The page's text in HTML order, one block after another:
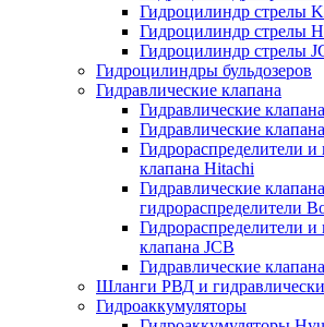
Гидроцилиндр стрелы
Гидроцилиндр стрелы
Гидроцилиндр стрелы
Гидроцилиндры бульдозеров
Гидравлические клапана
Гидравлические
Гидравлические
Гидрораспределители и
клапана Hitachi
Гидравлические
гидрораспределители
Гидрораспределители и
клапана JCB
Гидравлические
Шланги РВД и
Гидроаккумуляторы